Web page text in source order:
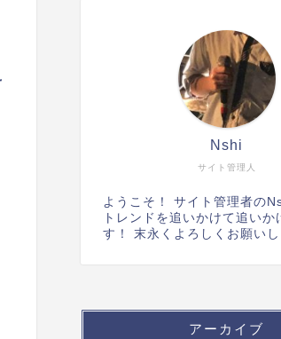
サイト管理人
Nshi
ようこそ！ サイト管理者の
トレンドを追いかけて追いか
す！ 末永くよろしくお願いし
アーカイブ